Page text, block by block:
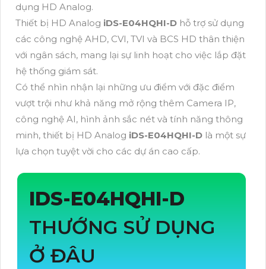
dụng HD Analog.
Thiết bị HD Analog iDS-E04HQHI-D hỗ trợ sử dụng
các công nghệ AHD, CVI, TVI và BCS HD thân thiện
với ngân sách, mang lại sự linh hoạt cho việc lắp đặt
hệ thống giám sát.
Có thể nhìn nhận lại những ưu điểm với đặc điểm
vượt trội như khả năng mở rộng thêm Camera IP,
công nghệ AI, hình ảnh sắc nét và tính năng thông
minh, thiết bị HD Analog iDS-E04HQHI-D là một sự
lựa chọn tuyệt vời cho các dự án cao cấp.
IDS-E04HQHI-D
THƯỚNG SỬ DỤNG
Ở ĐÂU